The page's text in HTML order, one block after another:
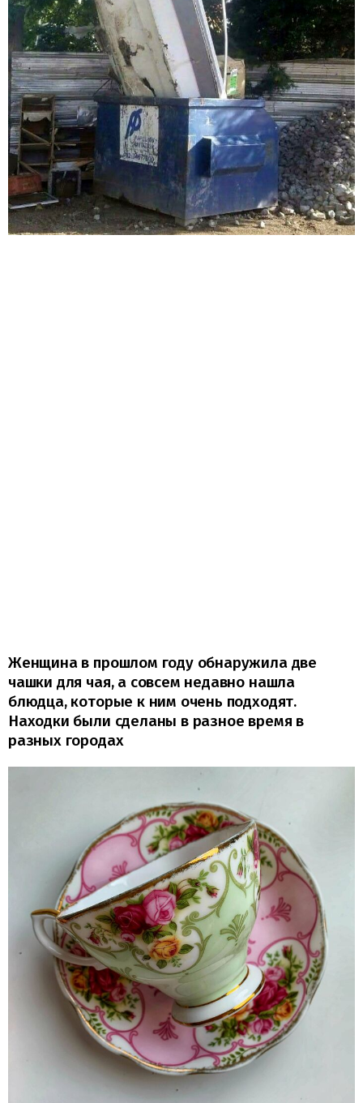
Женщина в прошлом году обнаружила две
чашки для чая, а совсем недавно нашла
блюдца, которые к ним очень подходят.
Находки были сделаны в разное время в
разных городах